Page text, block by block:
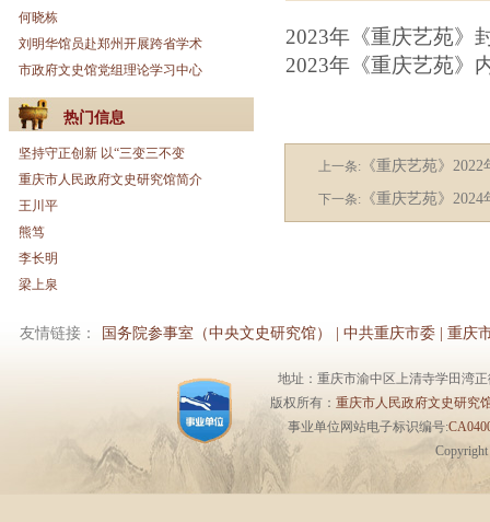
何晓栋
刘明华馆员赴郑州开展跨省学术
市政府文史馆党组理论学习中心
热门信息
坚持守正创新 以“三变三不变
重庆市人民政府文史研究馆简介
王川平
熊笃
李长明
梁上泉
2023年《重庆艺苑》
2023年《重庆艺苑》
上一条: 《重庆艺苑》2022
下一条: 《重庆艺苑》2024
友情链接： 国务院参事室（中央文史研究馆） 中共重庆市委 重庆
地址：重庆市渝中区上清寺学田湾
版权所有： 重庆市人民政府文史研究
事业单位网站电子标识编号: